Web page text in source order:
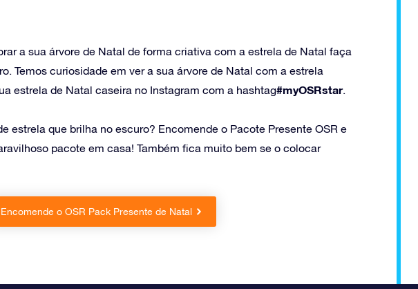
a sua árvore de Natal de forma criativa com a estrela de Natal faça
Temos curiosidade em ver a sua árvore de Natal com a estrela
estrela de Natal caseira no Instagram com a hashtag#myOSRstar.
estrela que brilha no escuro? Encomende o Pacote Presente OSR e
pacote em casa! Também fica muito bem se o colocar
Encomende o OSR Pack Presente de Natal